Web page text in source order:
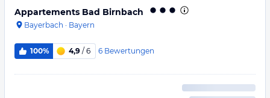
Appartements Bad Birnbach
Bayerbach · Bayern
100% 4,9 / 6 6 Bewertungen